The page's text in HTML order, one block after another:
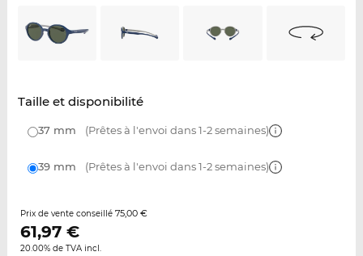
Taille et disponibilité
37 mm (Prêtes à l'envoi dans 1-2 semaines)
39 mm (Prêtes à l'envoi dans 1-2 semaines)
Prix de vente conseillé 75,00 €
61,97€
20.00% de TVA incl.